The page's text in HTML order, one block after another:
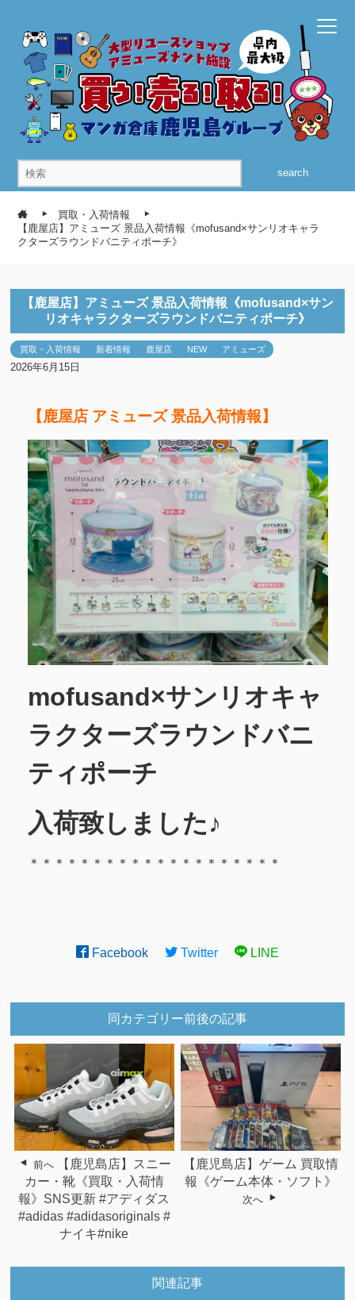
search
買取・入荷情報
【鹿屋店】アミューズ 景品入荷情報《mofusand×サンリオキャラ
クターズラウンドバニティポーチ》
【鹿屋店】アミューズ 景品入荷情報《mofusand×サン
リオキャラクターズラウンドバニティポーチ》
買取・入荷情報 新着情報 鹿屋店 NEW アミューズ
2026年6月15日
【鹿屋店 アミューズ 景品入荷情報】
mofusand×サンリオキャ
ラクターズラウンドバニ
ティポーチ
入荷致しました♪
＊＊＊＊＊＊＊＊＊＊＊＊＊＊＊＊＊＊＊＊
Facebook Twitter LINE
同カテゴリー前後の記事
前へ
【鹿児島店】スニー
カー・靴《買取・入荷情
報》SNS更新 #アディダス
#adidas #adidasoriginals #
ナイキ#nike
【鹿児島店】ゲーム 買取情
報《ゲーム本体・ソフト》
次へ
関連記事